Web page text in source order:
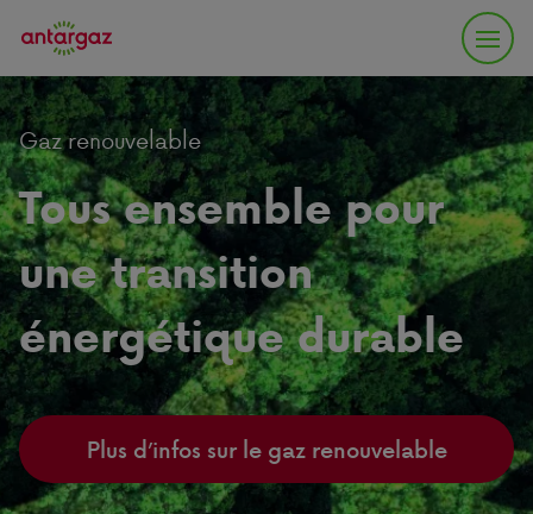
Gaz renouvelable
Tous ensemble pour
une transition
énergétique durable
Plus d’infos sur le gaz renouvelable